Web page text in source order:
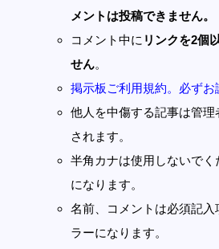
メントは投稿できません。
コメント中に リンクを2個
せん。
掲示板ご利用規約。必ずお
他人を中傷する記事は管
されます。
半角カナは使用しないで
になります。
名前、コメントは必須記
ラーになります。